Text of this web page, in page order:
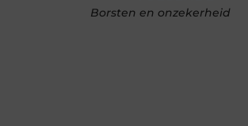
Borsten en onzekerheid